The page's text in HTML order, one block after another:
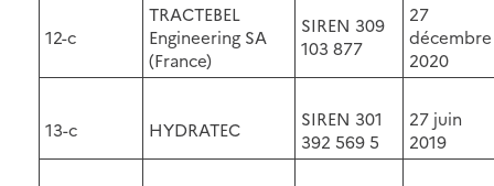
12-c
TRACTEBEL
Engineering SA
(France)
SIREN 309
103 877
27
décembre
2020
13-c HYDRATEC
SIREN 301
392 569 5
27 juin
2019